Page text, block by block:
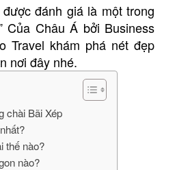
đánh giá là một trong
Của Châu Á bởi Business
Travel khám phá nét đẹp
nơi đây nhé.
chài Bãi Xép
thế nào?
nào?